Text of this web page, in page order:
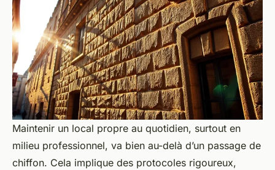
Maintenir un local propre au quotidien, surtout en
milieu professionnel, va bien au-delà d’un passage de
chiffon. Cela implique des protocoles rigoureux,